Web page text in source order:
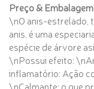
Preço &
\nO anis-estrelado,
anis, é uma
espécie de árvore
\nPossui efeito:
inflamatório: Ação
\nCalmante: o que